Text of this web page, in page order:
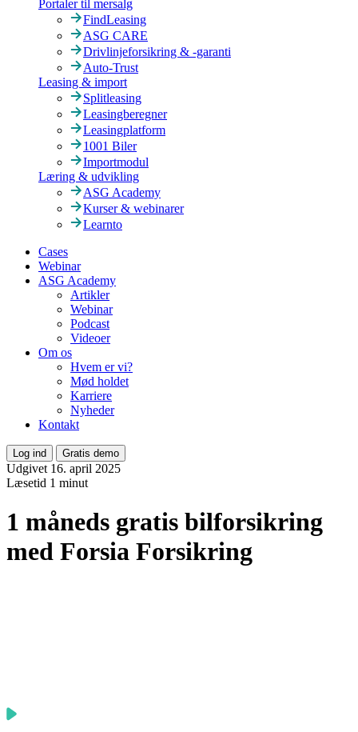
Portaler til mersalg
FindLeasing
ASG CARE
Drivlinjeforsikring & -garanti
Auto-Trust
Leasing & import
Splitleasing
Leasingberegner
Leasingplatform
1001 Biler
Importmodul
Læring & udvikling
ASG Academy
Kurser & webinarer
Learnto
Cases
Webinar
ASG Academy
Artikler
Webinar
Podcast
Videoer
Om os
Hvem er vi?
Mød holdet
Karriere
Nyheder
Kontakt
Log ind Gratis demo
Udgivet 16. april 2025
Læsetid 1 minut
1 måneds gratis bilforsikring
med Forsia Forsikring